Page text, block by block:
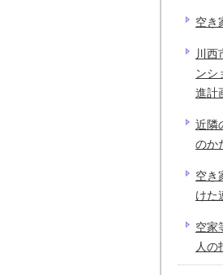
空き
川西
ンシ
進計
近隣
のか
空き
けた
空家
人の